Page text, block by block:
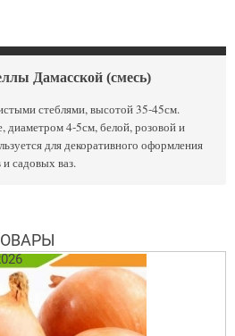
Дамасской (смесь)
стеблями, высотой 35-45см.
4-5см, белой, розовой и
для декоративного оформления
садовых ваз.